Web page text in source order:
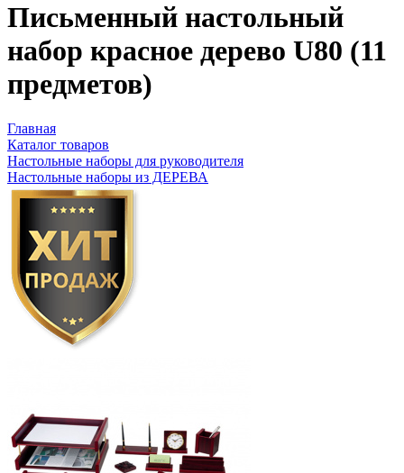
Письменный настольный
набор красное дерево U80 (11
предметов)
Главная
Каталог товаров
Настольные наборы для руководителя
Настольные наборы из ДЕРЕВА